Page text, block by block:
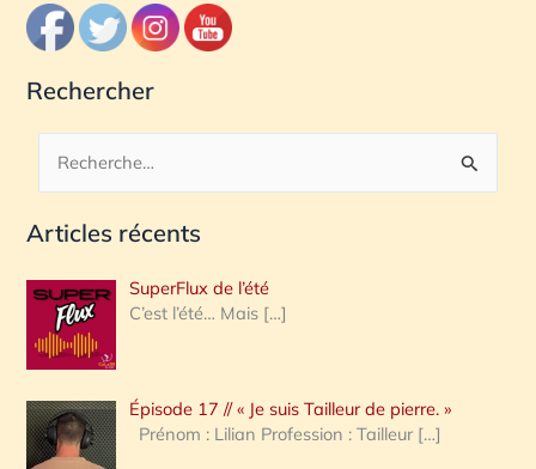
Rechercher
c
e
r
c
h
e
Articles récents
SuperFlux de l’été
C’est l’été… Mais […]
Épisode 17 // « Je suis Tailleur de pierre. »
Prénom : Lilian Profession : Tailleur […]